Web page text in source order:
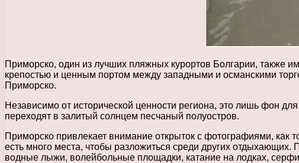
Приморско, один из лучших пляжных курортов Болгарии, также
крепостью и ценным портом между западными и османскими
Приморско.
Независимо от исторической ценности региона, это лишь фон
переходят в залитый солнцем песчаный полуостров.
Приморско привлекает внимание открыток с фотографиями, как
есть много места, чтобы разложиться среди других
водные лыжи, волейбольные площадки, катание на лодках,